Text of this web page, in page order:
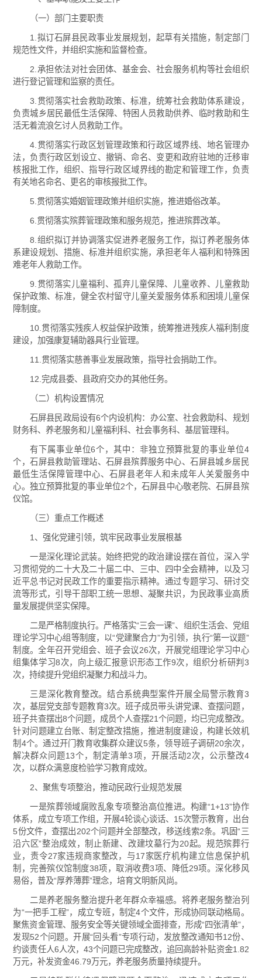
（一）部门主要职责
1.拟订石屏县民政事业发展规划，起草有关措施，制定部门
规范性文件，并组织实施和监督检查。
2.承担依法对社会团体、基金会、社会服务机构等社会组织
进行登记管理和监察的责任。
3.贯彻落实社会救助政策、标准，统筹社会救助体系建设，
负责城乡居民最低生活保障、特困人员救助供养、临时救助和生
活无着流浪乞讨人员救助工作。
4.贯彻落实行政区划管理政策和行政区域界线、地名管理办
法，负责行政区划设立、撤销、命名、变更和政府驻地的迁移审
核报批工作，组织、指导行政区域界线的勘定和管理工作，负责
有关地名命名、更名的审核报批工作。
5.贯彻落实婚姻管理政策并组织实施，推进婚俗改革。
6.贯彻落实殡葬管理政策和服务规范，推进殡葬改革。
8.组织拟订并协调落实促进养老服务工作，拟订养老服务体
系建设规划、措施、标准并组织实施，承担老年人福利和特殊困
难老年人救助工作。
9.贯彻落实儿童福利、孤弃儿童保障、儿童收养、儿童救助
保护政策、标准，健全农村留守儿童关爱服务体系和困境儿童保
障制度。
10.贯彻落实残疾人权益保护政策，统筹推进残疾人福利制度
建设，加强康复辅助器具行业管理。
11.贯彻落实慈善事业发展政策，指导社会捐助工作。
12.完成县委、县政府交办的其他任务。
（二）机构设置情况
石屏县民政局设有6个内设机构：办公室、社会救助科、规划
财务科、养老服务和儿童福利科、社会事务科、基层管理科。
有下属事业单位6个，其中：非独立预算批复的事业单位4
个，石屏县救助管理站、石屏县殡葬服务中心、石屏县城乡居民
最低生活保障管理中心、石屏县老年人和未成年人关爱服务中
心。独立预算批复的事业单位2个，石屏县中心敬老院、石屏县殡
仪馆。
（三）重点工作概述
1、强化党建引领，筑牢民政事业发展根基
一是深化理论武装。始终把党的政治建设摆在首位，深入学
习贯彻党的二十大及二十届二中、三中、四中全会精神，以及习
近平总书记对民政工作的重要指示精神。通过专题学习、研讨交
流等形式，引导干部职工统一思想、凝聚共识，为民政事业高质
量发展提供坚实保障。
二是严格制度执行。严格落实“三会一课”、组织生活会、党组
理论学习中心组等制度，以“党建聚合力”为引领，执行“第一议题”
制度。全年召开党组会、班子会议26次，开展党组理论学习中心
组集体学习8次，向上级汇报意识形态工作9次，组织分析研判3
次，持续提升党组织凝聚力和战斗力。
三是深化教育整改。结合系统典型案件开展全局警示教育3
次，基层党支部专题教育3次。班子成员带头讲党课、查摆问题，
班子共查摆出8个问题，成员个人查摆21个问题，均已完成整改。
针对问题建立台账、制定整改措施，推进制度建设，构建长效机
制4个。通过开门教育收集群众建议5条，领导班子调研20余次，
解决群众问题13个，制定清单3项，开展活动2次，公示整改4
次，以群众满意度检验学习教育成效。
2、聚焦专项整治，推动民政行业规范发展
一是殡葬领域腐败乱象专项整治高位推进。构建“1+13”协作
体系，成立专项工作组，开展4轮谈心谈话、15次警示教育，出台
5份文件，查摆出202个问题并全部整改，移送线索2条。巩固“三
沿六区”整治成效，制止新建、改建坟墓行为20起。规范殡葬行
业，责令27家违规商家整改，与17家医疗机构建立信息保护机
制，完善殡仪馆制度38项，取消收费3项、降低29项。深化移风
易俗，普及“厚养薄葬”理念，培育文明新风尚。
二是养老服务整治提升老年群众幸福感。将养老服务整治列
为“一把手工程”，成立专班，制定4个文件，形成协同联动格局。
聚焦资金管理、服务安全等关键领域全面排查，形成“四张清单”，
发现52个问题。开展“回头看”专项行动，发放整改通知书12份、
约谈责任人6人次，43个问题已完成整改，追回高龄补贴资金1.82
万元，补发资金46.79万元，养老服务质量持续提升。